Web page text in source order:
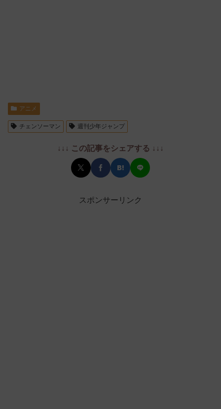
アニメ
チェンソーマン 週刊少年ジャンプ
↓↓↓ この記事をシェアする ↓↓↓
スポンサーリンク